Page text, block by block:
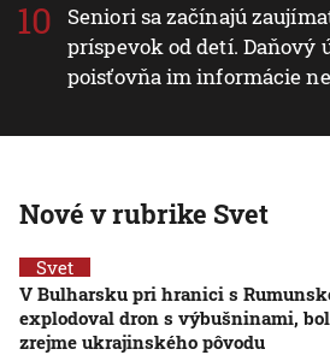
Seniori sa začínajú
príspevok od detí. Daňový
poisťovňa im informácie
Nové v rubrike Svet
Svet
V Bulharsku pri hranici s
explodoval dron s výbušninami, bol
zrejme ukrajinského pôvodu